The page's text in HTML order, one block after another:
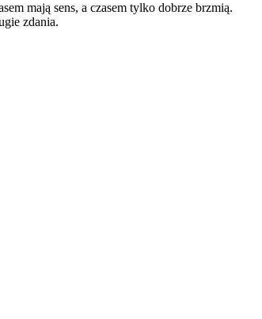
mają sens, a czasem tylko dobrze brzmią.
zdania.